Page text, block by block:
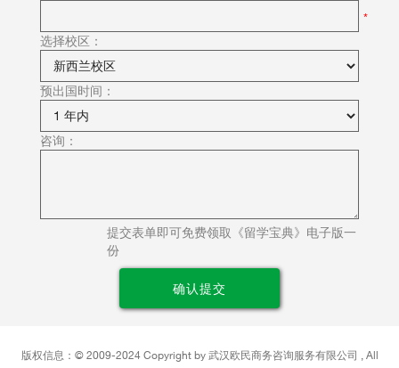
选择校区：
预出国时间：
咨询：
提交表单即可免费领取《留学宝典》电子版一
份
版权信息：© 2009-2024 Copyright by 武汉欧民商务咨询服务有限公司 , All